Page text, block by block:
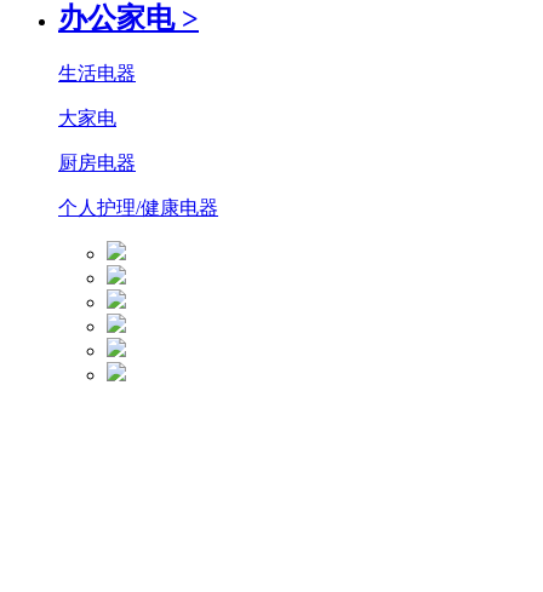
办公家电 >
生活电器
大家电
厨房电器
个人护理/健康电器